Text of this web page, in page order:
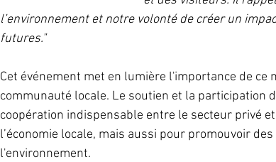
l’environnement et notre volonté de créer un
futures."
Cet événement met en lumière l'importance de ce
communauté locale. Le soutien et la
coopération indispensable entre le secteur privé
l’économie locale, mais aussi pour promouvoir
l'environnement.